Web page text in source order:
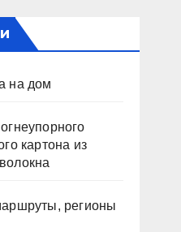
на дом
картона из
регионы